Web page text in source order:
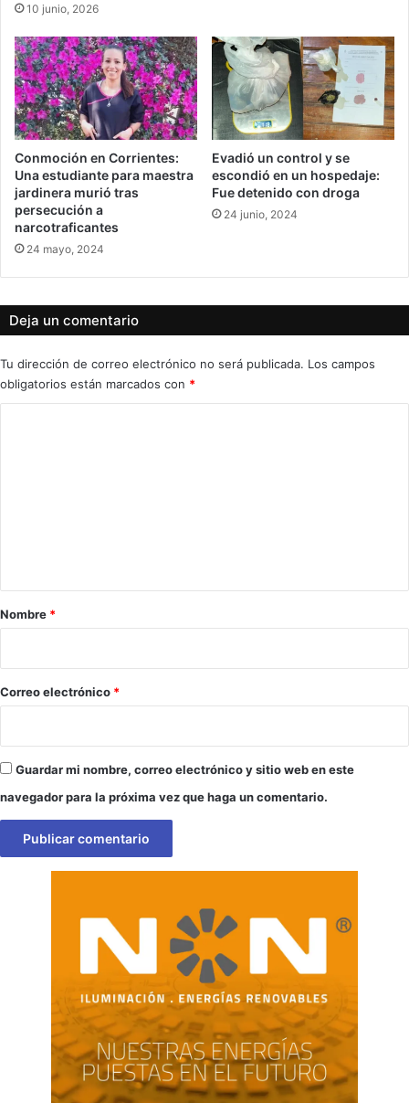
10 junio, 2026
Conmoción en Corrientes:
Una estudiante para maestra
jardinera murió tras
persecución a
narcotraficantes
24 mayo, 2024
Evadió un control y se
escondió en un hospedaje:
Fue detenido con droga
24 junio, 2024
Deja un comentario
Tu dirección de correo electrónico no será publicada. Los campos
obligatorios están marcados con *
r
*
Nombre *
Correo electrónico *
Guardar mi nombre, correo electrónico y sitio web en este
navegador para la próxima vez que haga un comentario.